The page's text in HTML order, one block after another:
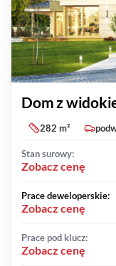
Dom z
282 m²
Stan surowy:
Zobacz cenę
Prace deweloperskie:
Zobacz cenę
Prace pod klucz:
Zobacz cenę